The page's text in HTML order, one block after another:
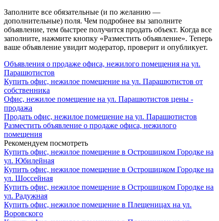
Заполните все обязательные (и по желанию —
дополнительные) поля. Чем подробнее вы заполните
объявление, тем быстрее получится продать объект. Когда все
заполните, нажмите кнопку «Разместить объявление». Теперь
ваше объявление увидит модератор, проверит и опубликует.
Объявления о продаже офиса, нежилого помещения на ул.
Парашютистов
Купить офис, нежилое помещение на ул. Парашютистов от
собственника
Офис, нежилое помещение на ул. Парашютистов цены -
продажа
Продать офис, нежилое помещение на ул. Парашютистов
Разместить объявление о продаже офиса, нежилого
помещения
Рекомендуем посмотреть
Купить офис, нежилое помещение в Острошицком Городке на
ул. Юбилейная
Купить офис, нежилое помещение в Острошицком Городке на
ул. Шоссейная
Купить офис, нежилое помещение в Острошицком Городке на
ул. Радужная
Купить офис, нежилое помещение в Плещеницах на ул.
Воровского